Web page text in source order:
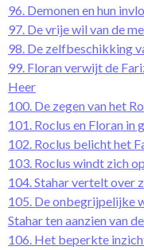
96. Demonen en hun
97. De vrije wil van de
98. De zelfbeschikking
99. Floran verwijt de
Heer
100. De zegen van het
101. Roclus en Floran in
102. Roclus belicht het
103. Roclus windt zich
104. Stahar vertelt over
105. De onbegrijpelijke
Stahar ten aanzien van
106. Het beperkte